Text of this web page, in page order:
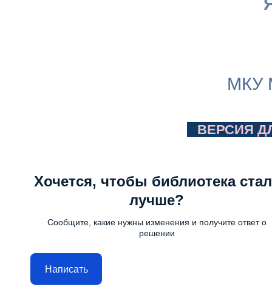
МКУ
ВЕРСИЯ
Хочется, чтобы библиотека
лучше?
Сообщите, какие нужны изменения и получите ответ о
решении
Написать